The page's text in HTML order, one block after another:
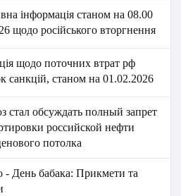
інформація станом на 08.00
щодо російського вторгнення
щодо поточних втрат рф
санкцій, станом на 01.02.2026​​
стал обсуждать полный запрет
российской нефти
потолка
- День бабака: Прикмети та